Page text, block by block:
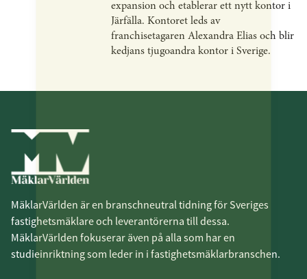
expansion och etablerar ett nytt kontor i
Järfälla. Kontoret leds av
franchisetagaren Alexandra Elias och blir
kedjans tjugoandra kontor i Sverige.
MäklarVärlden är en branschneutral tidning för Sveriges
fastighetsmäklare och leverantörerna till dessa.
MäklarVärlden fokuserar även på alla som har en
studieinriktning som leder in i fastighetsmäklarbranschen.